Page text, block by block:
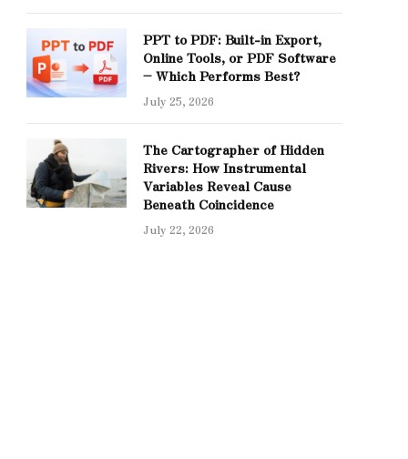
PPT to PDF: Built-in Export,
Online Tools, or PDF Software
– Which Performs Best?
July 25, 2026
The Cartographer of Hidden
Rivers: How Instrumental
Variables Reveal Cause
Beneath Coincidence
July 22, 2026